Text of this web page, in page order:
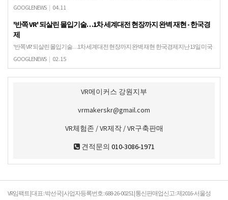
(LCK) 중계권을 확보한다…
GOOGLENEWS | 04.11
'반쪽 VR' 되살린 몰입기술…1차 세계대전 현장까지 완벽 재현 - 한국경
제
'반쪽 VR' 되살린 몰입기술…1차 세계대전 현장까지 완벽 재현 한국경제지난 13일 미국
버지니아주 블랙스버그의 '뉴먼 도서관'에서 아주 특별한 전시회가 열렸다.
GOOGLENEWS | 02.15
VR메이커스 강원지부
vrmakerskr@gmail.com
VR체험존 / VR제작 / VR구축판매
견적문의 010-3086-1971
VR임팩트 | 대표 : 박선국 | 사업자등록번호 : 688-26-00251 | 통신판매업신고 : 제2016-서울성